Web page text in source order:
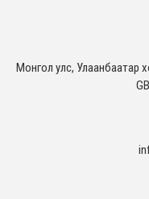
Монгол улс, Улаанбаатар